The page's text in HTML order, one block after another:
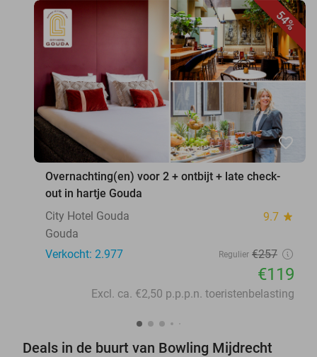
54%
favorite_border
Overnachting(en) voor 2 + ontbijt + late check-
out in hartje Gouda
City Hotel Gouda
9.7 star
Gouda
Verkocht: 2.977
Regulier €257
€119
Excl. ca. €2,50 p.p.p.n. toeristenbelasting
Deals in de buurt van Bowling Mijdrecht